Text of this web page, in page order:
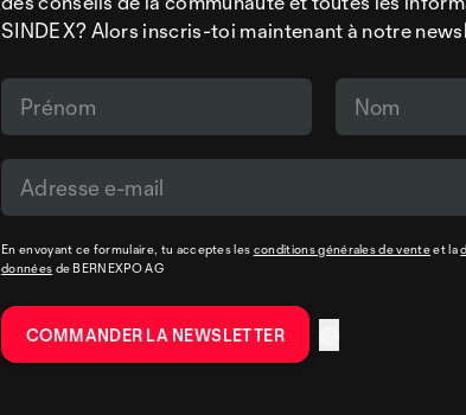
SINDEX? Alors inscris-toi maintenant à notre
En envoyant ce formulaire, tu acceptes les conditions générales de venteet la
données de BERNEXPO AG